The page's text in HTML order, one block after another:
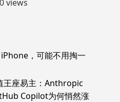
views
，可能不用掏一
王座易主：Anthropic
Copilot为何悄然涨